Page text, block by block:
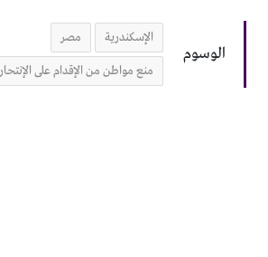
الوسوم
الإسكندرية مصر
منع مواطن من الإقدام على الإنتحار